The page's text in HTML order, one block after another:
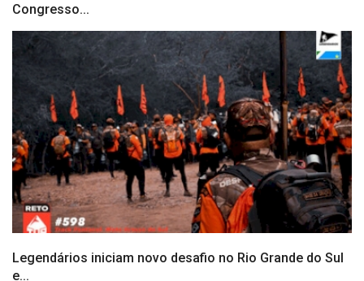
Congresso...
Legendários iniciam novo desafio no Rio Grande do Sul
e...